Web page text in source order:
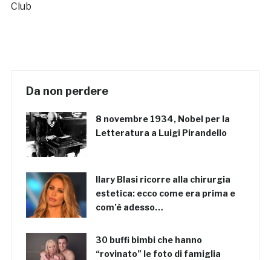
Club
Da non perdere
8 novembre 1934, Nobel per la
Letteratura a Luigi Pirandello
Ilary Blasi ricorre alla chirurgia
estetica: ecco come era prima e
com’è adesso…
30 buffi bimbi che hanno
“rovinato” le foto di famiglia